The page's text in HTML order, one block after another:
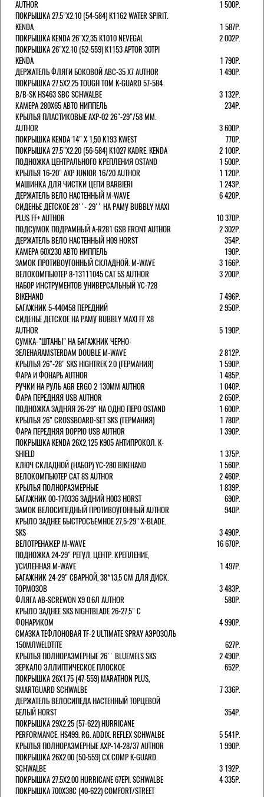
AUTHOR
1 500Р.
ПОКРЫШКА 27.5"Х2.10 (54-584) K1162 WATER SPIRIT.
KENDA
1 587Р.
ПОКРЫШКА KENDA 26"Х2,35 K1010 NEVEGAL
2 002Р.
ПОКРЫШКА 26"Х2.10 (52-559) K1153 APTOR 30TPI
KENDA
1 790Р.
ДЕРЖАТЕЛЬ ФЛЯГИ БОКОВОЙ ABC-35 X7 AUTHOR
1 490Р.
ПОКРЫШКА 27.5X2.25 TOUGH TOM K-GUARD 57-584
B/B-SK HS463 SBC SCHWALBE
3 132Р.
КАМЕРА 280Х65 АВТО НИППЕЛЬ
234Р.
КРЫЛЬЯ ПЛАСТИКОВЫЕ AXP-02 26"-29"/58 ММ.
AUTHOR
3 600Р.
ПОКРЫШКА KENDA 14" Х 1,50 K193 KWEST
770Р.
ПОКРЫШКА 27.5"Х2.20 (56-584) K1027 KADRE. KENDA
2 100Р.
ПОДНОЖКА ЦЕНТРАЛЬНОГО КРЕПЛЕНИЯ OSTAND
1 500Р.
КРЫЛЬЯ 16-20" AXP JUNIOR 16/20 AUTHOR
1 120Р.
МАШИНКА ДЛЯ ЧИСТКИ ЦЕПИ BARBIERI
1 243Р.
ДЕРЖАТЕЛЬ ВЕЛО НАСТЕННЫЙ M-WAVE
6 420Р.
СИДЕНЬЕ ДЕТСКОЕ 28''- 29'' НА РАМУ BUBBLY MAXI
PLUS FF+ AUTHOR
10 370Р.
ПОДСУМОК ПОДРАМНЫЙ A-R281 GSB FRONT AUTHOR
2 302Р.
ДЕРЖАТЕЛЬ ВЕЛО НАСТЕННЫЙ H09 HORST
354Р.
КАМЕРА 60X230 АВТО НИППЕЛЬ
190Р.
ЗАМОК ПРОТИВОУГОННЫЙ СКЛАДНОЙ. M-WAVE
3 166Р.
ВЕЛОКОМПЬЮТЕР 8-13111045 CAT 5S AUTHOR
3 200Р.
НАБОР ИНСТРУМЕНТОВ УНИВЕРСАЛЬНЫЙ YC-728
BIKEHAND
7 496Р.
БАГАЖНИК 5-440458 ПЕРЕДНИЙ
2 950Р.
СИДЕНЬЕ ДЕТСКОЕ НА РАМУ BUBBLY MAXI FF X8
AUTHOR
5 190Р.
СУМКА-"ШТАНЫ" НА БАГАЖНИК ЧЕРНО-
ЗЕЛЕНАЯAMSTERDAM DOUBLE M-WAVE
2 812Р.
КРЫЛЬЯ 26"-28" SKS HIGHTREK 2.0 (ГЕРМАНИЯ)
1 590Р.
ФАРА И ФОНАРЬ AUTHOR
1 485Р.
РУЧКИ НА РУЛЬ AGR ERGO 2 130ММ AUTHOR
1 040Р.
ФАРА ПЕРЕДНЯЯ USB AUTHOR
2 650Р.
ПОДНОЖКА ЗАДНЯЯ 26-29" НА ОДНО ПЕРО OSTAND
1 600Р.
КРЫЛЬЯ 26" CROSSBOARD-SET SKS (ГЕРМАНИЯ)
1 780Р.
ФАРА ПЕРЕДНЯЯ DOPPIO USB AUTHOR
1 390Р.
ПОКРЫШКА KENDA 26Х2,125 K905 АНТИПРОКОЛ. K-
SHIELD
1 375Р.
КЛЮЧ СКЛАДНОЙ (НАБОР) YC-280 BIKEHAND
1 560Р.
ВЕЛОКОМПЬЮТЕР CAT 8S AUTHOR
2 460Р.
КРЫЛЬЯ ПОЛНОРАЗМЕРНЫЕ
1 839Р.
БАГАЖНИК 00-170336 ЗАДНИЙ H003 HORST
690Р.
ЗАМОК ВЕЛОСИПЕДНЫЙ ПРОТИВОУГОННЫЙ AUTHOR
940Р.
КРЫЛО ЗАДНЕЕ БЫСТРОСЪЕМНОЕ 27,5-29" X-BLADE.
SKS
3 490Р.
ВЕЛОТРЕНАЖЕР M-WAVE
16 670Р.
ПОДНОЖКА 24-29" РЕГУЛ. ЦЕНТР. КРЕПЛЕНИЕ,
УСИЛЕННАЯ M-WAVE
1 497Р.
БАГАЖНИК 24-29" СВАРНОЙ, 38*13,5 СМ ДЛЯ ДИСК.
ТОРМОЗОВ
3 483Р.
ФЛЯГА AB-SCREWON X9 0.6Л AUTHOR
580Р.
КРЫЛО ЗАДНЕЕ SKS NIGHTBLADE 26-27,5" С
ФОНАРИКОМ
4 990Р.
СМАЗКА ТЕФЛОНОВАЯ TF-2 ULTIMATE SPRAY АЭРОЗОЛЬ
150МЛWELDTITE
627Р.
КРЫЛЬЯ ПОЛНОРАЗМЕРНЫЕ 26'' BLUEMELS SKS
2 490Р.
ЗЕРКАЛО ЭЛЛИПТИЧЕСКОЕ ПЛОСКОЕ
652Р.
ПОКРЫШКА 26X1.75 (47-559) MARATHON PLUS,
SMARTGUARD SCHWALBE
7 336Р.
ДЕРЖАТЕЛЬ ВЕЛОCИПЕДА НАСТЕННЫЙ ТОРЦЕВОЙ
БЕЛЫЙ HORST
354Р.
ПОКРЫШКА 29X2.25 (57-622) HURRICANE
PERFORMANCE. HS499. RG. ADDIX. REFLEX SCHWALBE
5 541Р.
КРЫЛЬЯ ПОЛНОРАЗМЕРНЫЕ AXP-14-28/37 AUTHOR
1 990Р.
ПОКРЫШКА 26X2.00 (50-559) CX COMP K-GUARD.
SCHWALBE
3 192Р.
ПОКРЫШКА 27.5X2.00 HURRICANE 67EPI. SCHWALBE
4 335Р.
ПОКРЫШКА 700X38С (40-622) COMFORT/STREET